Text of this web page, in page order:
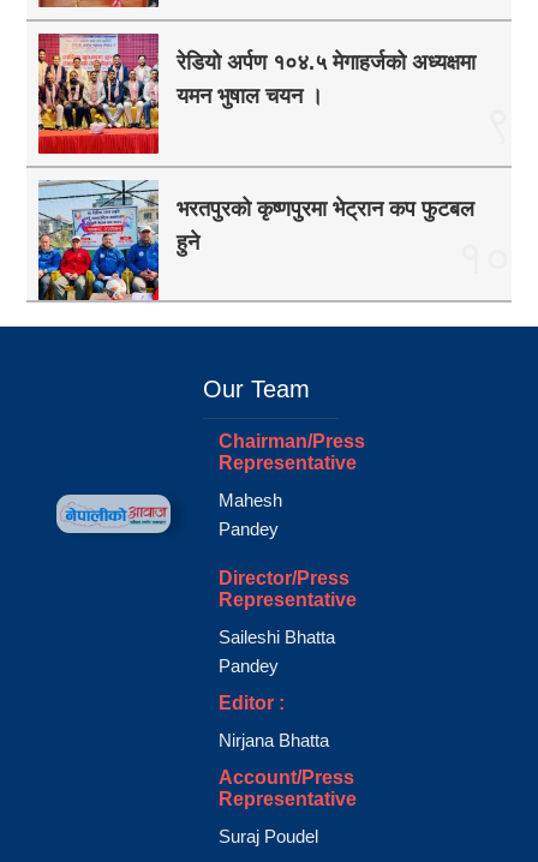
रेडियो अर्पण १०४.५ मेगाहर्जको अध्यक्षमा
यमन भुषाल चयन ।
भरतपुरको कृष्णपुरमा भेट्रान कप फुटबल
हुने
Our Team
Chairman/Press
Representative
Mahesh
Pandey
Director/Press
Representative
Saileshi Bhatta
Pandey
Editor :
Nirjana Bhatta
Account/Press
Representative
Suraj Poudel